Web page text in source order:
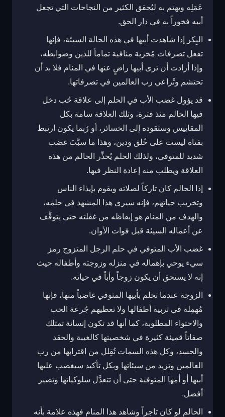
عَمَلِه ويهتم به ليُحقق الكثير من النجاحات التي تجعل
أبيه فخوراً به في دار الحق.
البِكر إذا شاهدت أبيها في هذه الحالة السيئة، فإنها
تفعل تصرفات مُخزية منافية تماماً للدين وضوابطه،
وإذا أرادت أن ترى أبيها راضٍ عنها في المنام فلا بد أن
تحتشم وتُراعي رب العالمين في تصرفاتها.
قد يؤول غضب الأب في الحلم إلى علاقة حُب دخل
فيها الحالم منذ فترة، وتلك العلاقة سامة بكل
المقاييس وستقوده إلى الخسائر، أو رُبما يكون ارتبط
بفتاة ليست على خُلق ودين، وهذا ما سبَّبَ غضب
شديد للمتوفي، ولذلك الحلم يُحذِّر الحالم من هذه
العلاقة ويطلب منه إعادة النظر فيها.
إذا الحالم كان تاركاً لصلاته ويقوم بإيذاء الناس
وتخريب حياتهم، فإنه سيرى هذا المشهد في حلمه،
والهدف من المنام هو إيقاظه من غفلته حتى يتوقَّف
عن أعماله السيئة قبل فوات الأوان.
غضب الأب المتوفي في حلم الرجل المتزوج رمز
سيء يوحي بإهماله في منزله وزوجته وأطفاله حيث
إنه لا يستحق أن يكون زوجاً وأباً في حياته.
الزوجة عندما تحلم بأبيها المتوفي غاضباً منها، فإنها
مُهمِلة في تربية أطفالها ولا تعطيهم جُرعة الحب
والاحتواء المطلوبة، كما أنها قد تكون إنسانة تمتلك
صفاتاً قميئة كثيرة في شخصيتها كالغيبة والحقد
والحسد، وكل هذه السمات تُقِلل من اقترابها من رب
العالمين وتزيد من سيئاتها وبكل تأكيد سيغضب عليها
أبيها أو أمها المتوفية حتى أن تتعدَّل سلوكياتها وتصير
أفضل.
الحالم لو كان تاجراً وشاهد هذا المنام فهذه علامة بأنه